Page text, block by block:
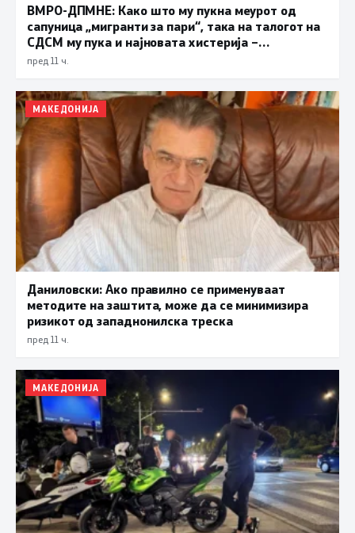
ВМРО-ДПМНЕ: Како што му пукна меурот од
сапуница „мигранти за пари“, така на талогот на
СДСМ му пука и најновата хистерија –
прифаќање на француски предлог
пред 11 ч.
МАКЕДОНИЈА
Даниловски: Ако правилно се применуваат
методите на заштита, може да се минимизира
ризикот од западнонилска треска
пред 11 ч.
МАКЕДОНИЈА